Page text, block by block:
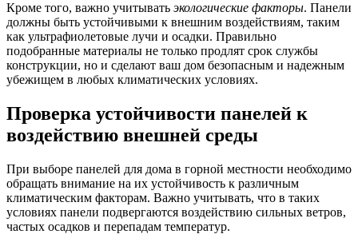
Кроме того, важно учитывать экологические факторы. Панели
должны быть устойчивыми к внешним воздействиям, таким
как ультрафиолетовые лучи и осадки. Правильно
подобранные материалы не только продлят срок службы
конструкции, но и сделают ваш дом безопасным и надежным
убежищем в любых климатических условиях.
Проверка устойчивости панелей к
воздействию внешней среды
При выборе панелей для дома в горной местности необходимо
обращать внимание на их устойчивость к различным
климатическим факторам. Важно учитывать, что в таких
условиях панели подвергаются воздействию сильных ветров,
частых осадков и перепадам температур.